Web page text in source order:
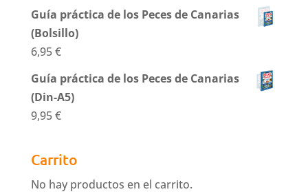
Guía práctica de los Peces de Canarias
(Bolsillo)
6,95€
Guía práctica de los Peces de Canarias
(Din-A5)
9,95€
Carrito
No hay productos en el carrito.